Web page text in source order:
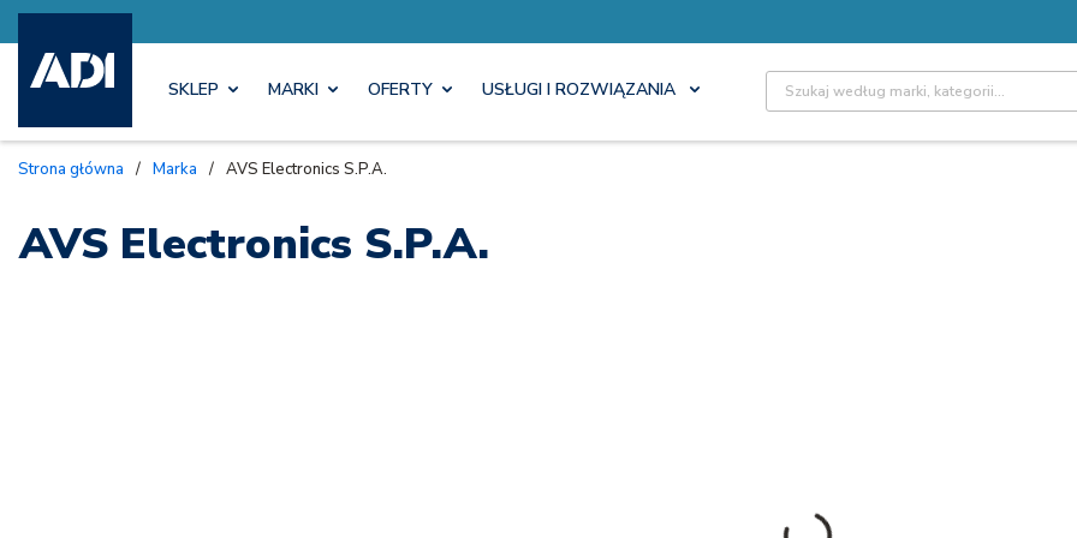
SKLEP MARKI OFERTY USŁUGI I ROZWIĄZANIA Site Search
Strona główna / Marka / AVS Electronics S.P.A.
AVS Electronics S.P.A.